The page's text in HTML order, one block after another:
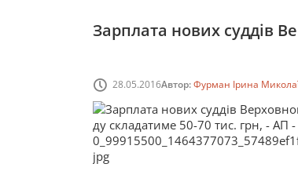
Зарплата нових суддів
28.05.2016Автор:Фурман Ірина